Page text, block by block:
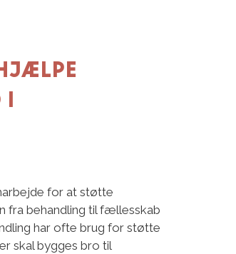
i
for at støtte
fra behandling til fællesskab
har ofte brug for støtte
skal bygges bro til